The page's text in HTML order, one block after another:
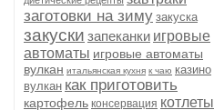
заготовки на зиму закуска
закуски запеканки игровые
автоматы игровые автоматы
вулкан итальянская кухня к чаю казино
вулкан как приготовить
картофель консервация котлеты